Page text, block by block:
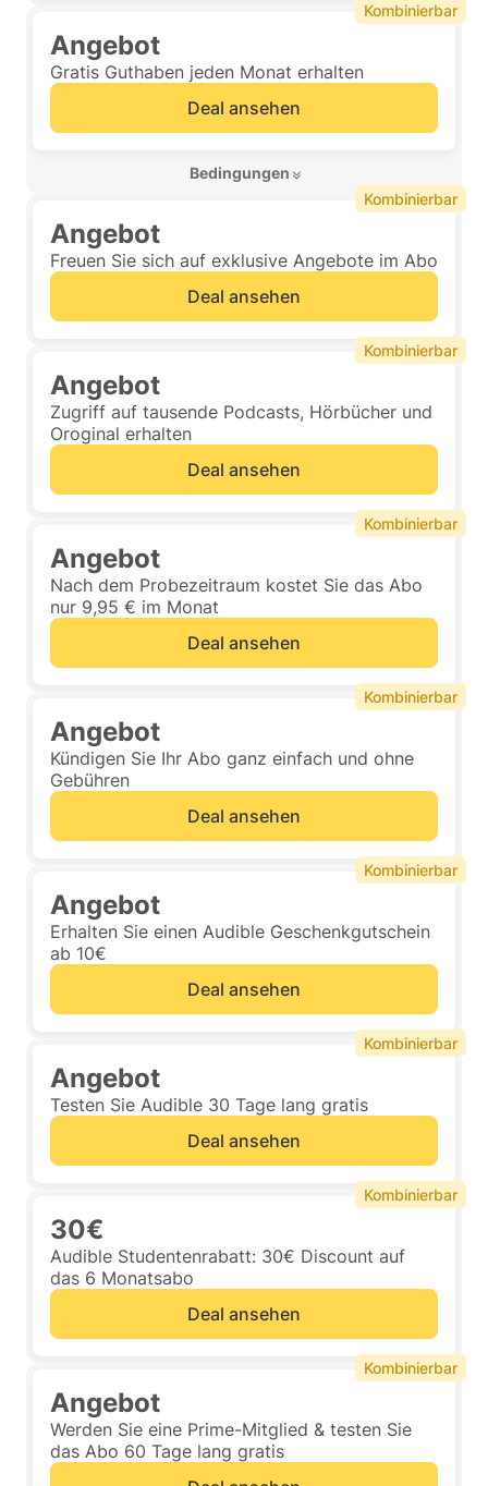
Angebot
Gratis Guthaben jeden Monat erhalten
Deal ansehen
Bedingungen
Kombinierbar
Angebot
Freuen Sie sich auf exklusive Angebote im Abo
Deal ansehen
Kombinierbar
Angebot
Zugriff auf tausende Podcasts, Hörbücher und
Oroginal erhalten
Deal ansehen
Kombinierbar
Angebot
Nach dem Probezeitraum kostet Sie das Abo
nur 9,95 € im Monat
Deal ansehen
Kombinierbar
Angebot
Kündigen Sie Ihr Abo ganz einfach und ohne
Gebühren
Deal ansehen
Kombinierbar
Angebot
Erhalten Sie einen Audible Geschenkgutschein
ab 10€
Deal ansehen
Kombinierbar
Angebot
Testen Sie Audible 30 Tage lang gratis
Deal ansehen
Kombinierbar
30€
Audible Studentenrabatt: 30€ Discount auf
das 6 Monatsabo
Deal ansehen
Kombinierbar
Angebot
Werden Sie eine Prime-Mitglied & testen Sie
das Abo 60 Tage lang gratis
Kombinierbar